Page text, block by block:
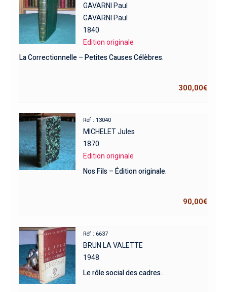
GAVARNI Paul
GAVARNI Paul
1840
Edition originale
La Correctionnelle – Petites Causes Célèbres.
300,00€
Réf : 13040
MICHELET Jules
1870
Edition originale
Nos Fils – Édition originale.
90,00€
Réf : 6637
BRUN LA VALETTE
1948
Le rôle social des cadres.